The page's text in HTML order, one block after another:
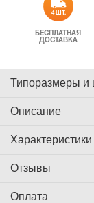
4 ШТ.
БЕСПЛАТНАЯ
ДОСТАВКА
Типоразмеры и
Описание
Характеристики
Отзывы
Оплата